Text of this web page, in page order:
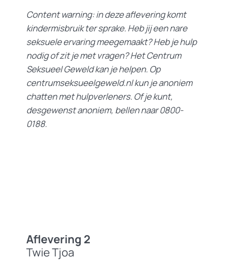
Content warning: in deze aflevering komt
kindermisbruik ter sprake. Heb jij een nare
seksuele ervaring meegemaakt? Heb je hulp
nodig of zit je met vragen? Het Centrum
Seksueel Geweld kan je helpen. Op
centrumseksueelgeweld.nl kun je anoniem
chatten met hulpverleners. Of je kunt,
desgewenst anoniem, bellen naar 0800-
0188.
Aflevering 2
Twie Tjoa